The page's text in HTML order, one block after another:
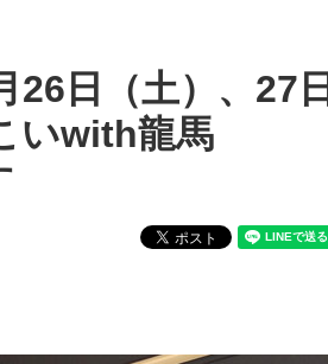
26日（土）、27日
いwith龍馬